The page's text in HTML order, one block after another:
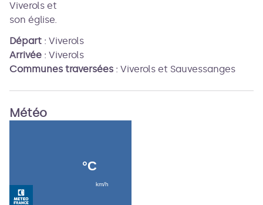
Viverols et
son église.
Départ : Viverols
Arrivée : Viverols
Communes traversées : Viverols et Sauvessanges
Météo